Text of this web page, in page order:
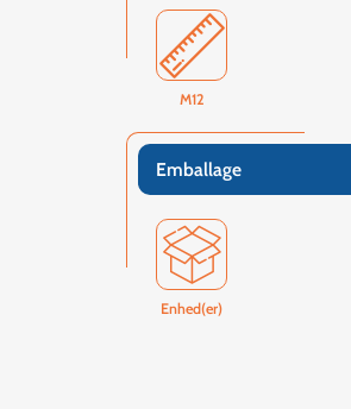
M12
Emballage
Enhed(er)